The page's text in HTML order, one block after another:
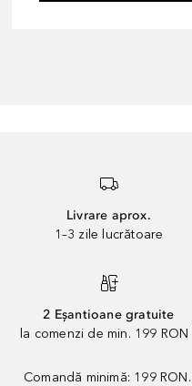
Livrare aprox.
1–3 zile lucrătoare
2 Eșantioane gratuite
la comenzi de min. 199 RON
Comandă minimă: 199